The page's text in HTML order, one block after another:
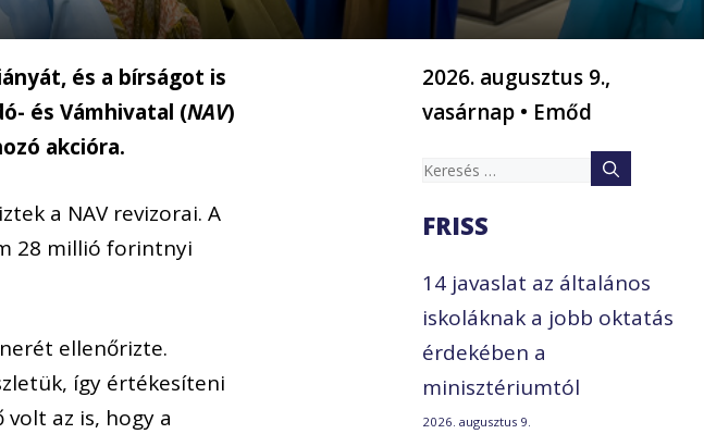
és a bírságot is
és Vámhivatal (NAV)
akcióra.
a NAV revizorai. A
28 millió forintnyi
ellenőrizte.
így értékesíteni
az is, hogy a
2026. augusztus 9.,
vasárnap • Emőd
Keresés:
FRISS
14 javaslat az általános
iskoláknak a jobb oktatás
érdekében a
minisztériumtól
2026. augusztus 9.